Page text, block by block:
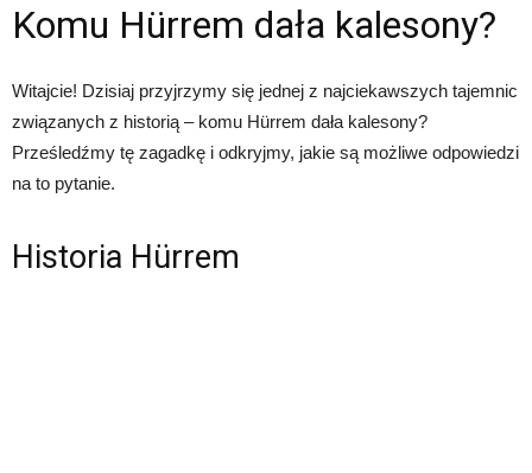
Komu Hürrem dała kalesony?
Witajcie! Dzisiaj przyjrzymy się jednej z najciekawszych tajemnic
związanych z historią – komu Hürrem dała kalesony?
Prześledźmy tę zagadkę i odkryjmy, jakie są możliwe odpowiedzi
na to pytanie.
Historia Hürrem